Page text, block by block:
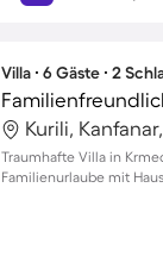
Villa ∙ 6 Gäste ∙ 2
Kurili,
Traumhafte Villa in
Familienurlaube mit